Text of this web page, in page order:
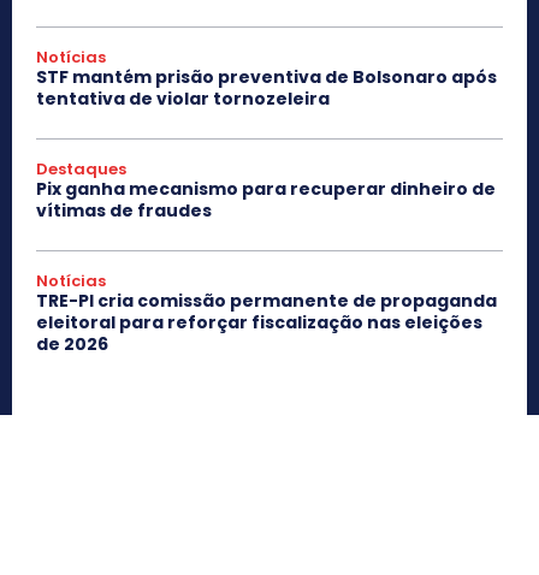
Notícias
STF mantém prisão preventiva de Bolsonaro após
tentativa de violar tornozeleira
Destaques
Pix ganha mecanismo para recuperar dinheiro de
vítimas de fraudes
Notícias
TRE-PI cria comissão permanente de propaganda
eleitoral para reforçar fiscalização nas eleições
de 2026